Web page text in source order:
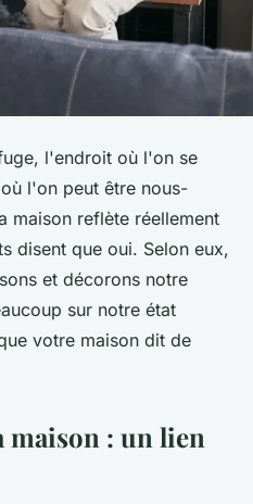
l'endroit où l'on se
l'on peut être nous-
maison reflète réellement
disent que oui. Selon eux,
et décorons notre
sur notre état
votre maison dit de
maison : un lien